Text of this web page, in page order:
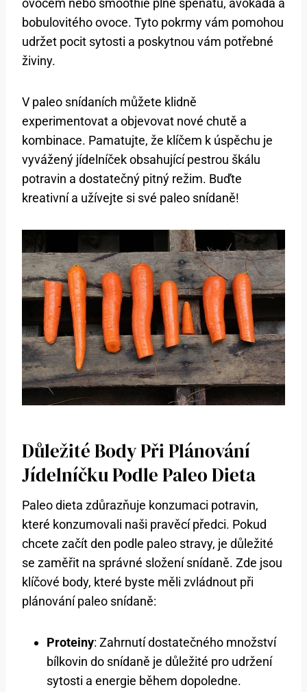
ovocem nebo smoothie plné špenátu, avokáda a
bobulovitého ovoce. Tyto pokrmy vám pomohou
udržet pocit sytosti a poskytnou vám potřebné
živiny.
V paleo snídaních můžete klidně
experimentovat a objevovat nové chutě a
kombinace. Pamatujte, že klíčem k úspěchu je
vyvážený jídelníček obsahující pestrou škálu
potravin a dostatečný pitný režim. Buďte
kreativní a užívejte si své paleo snídaně!
Důležité Body Při Plánování
Jídelníčku Podle Paleo Dieta
Paleo dieta zdůrazňuje konzumaci potravin,
které konzumovali naši pravěcí předci. Pokud
chcete začít den podle paleo stravy, je důležité
se zaměřit na správné složení snídaně. Zde jsou
klíčové body, které byste měli zvládnout při
plánování paleo snídaně:
Proteiny: Zahrnutí dostatečného množství
bílkovin do snídaně je důležité pro udržení
sytosti a energie během dopoledne.